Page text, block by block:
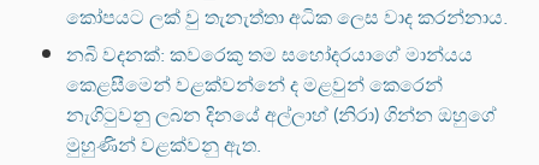
කෝපයට ලක් වු තැනැත්තා අධික ලෙස වාද කරන්නාය.
නබි වදනක්: කවරෙකු තම සහෝදරයාගේ මාන්යය
කෙළසීමෙන් වළක්වන්නේ ද මළවුන් කෙරෙන්
නැගිටුවනු ලබන දිනයේ අල්ලාහ් (නිරා) ගින්න ඔහුගේ
මුහුණින් වළක්වනු ඇත.